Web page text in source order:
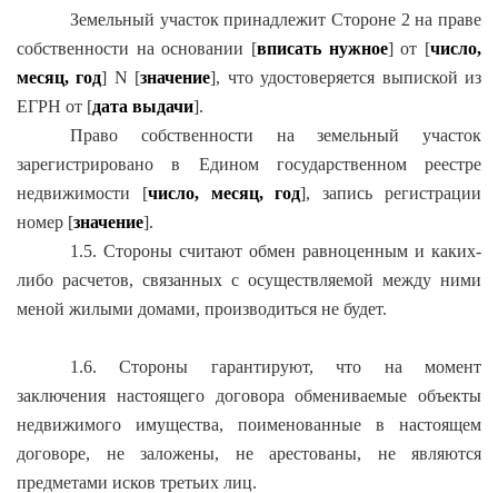
Земельный участок принадлежит Стороне 2 на праве
собственности на основании [вписать нужное] от [число,
месяц, год] N [значение], что удостоверяется выпиской из
ЕГРН от [дата выдачи].
Право собственности на земельный участок
зарегистрировано в Едином государственном реестре
недвижимости [число, месяц, год], запись регистрации
номер [значение].
1.5. Стороны считают обмен равноценным и каких-
либо расчетов, связанных с осуществляемой между ними
меной жилыми домами, производиться не будет.
1.6. Стороны гарантируют, что на момент
заключения настоящего договора обмениваемые объекты
недвижимого имущества, поименованные в настоящем
договоре, не заложены, не арестованы, не являются
предметами исков третьих лиц.